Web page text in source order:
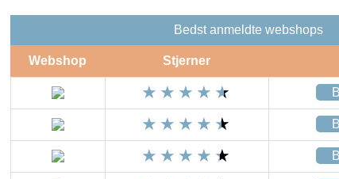
Bedst anmeldte webshops
Webshop Stjerner